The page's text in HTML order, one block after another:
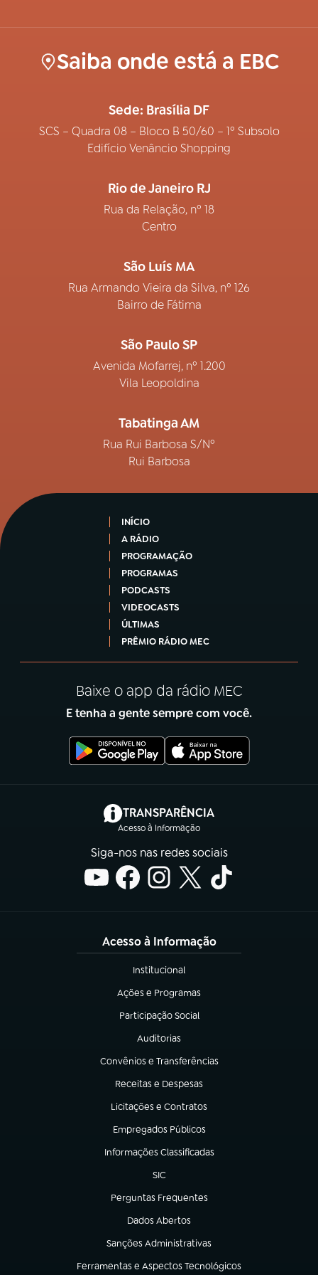
Saiba onde está a EBC
Sede: Brasília DF
SCS – Quadra 08 – Bloco B 50/60 – 1º Subsolo
Edifício Venâncio Shopping
Rio de Janeiro RJ
Rua da Relação, nº 18
Centro
São Luís MA
Rua Armando Vieira da Silva, nº 126
Bairro de Fátima
São Paulo SP
Avenida Mofarrej, nº 1.200
Vila Leopoldina
Tabatinga AM
Rua Rui Barbosa S/Nº
Rui Barbosa
INÍCIO
A RÁDIO
PROGRAMAÇÃO
PROGRAMAS
PODCASTS
VIDEOCASTS
ÚLTIMAS
PRÊMIO RÁDIO MEC
Baixe o app da rádio MEC
E tenha a gente sempre com você.
TRANSPARÊNCIA
Acesso à Informação
(abre em nova aba)
Siga-nos nas redes sociais
Acesso à Informação
Institucional
(abre em nova aba)
Ações e Programas
(abre em nova aba)
Participação Social
(abre em nova aba)
Auditorias
(abre em nova aba)
Convênios e Transferências
(abre em nova aba)
Receitas e Despesas
(abre em nova aba)
Licitações e Contratos
(abre em nova aba)
Empregados Públicos
(abre em nova aba)
Informações Classificadas
(abre em nova aba)
SIC
(abre em nova aba)
Perguntas Frequentes
(abre em nova aba)
Dados Abertos
(abre em nova aba)
Sanções Administrativas
(abre em nova aba)
Ferramentas e Aspectos Tecnológicos
(abre em nova aba)